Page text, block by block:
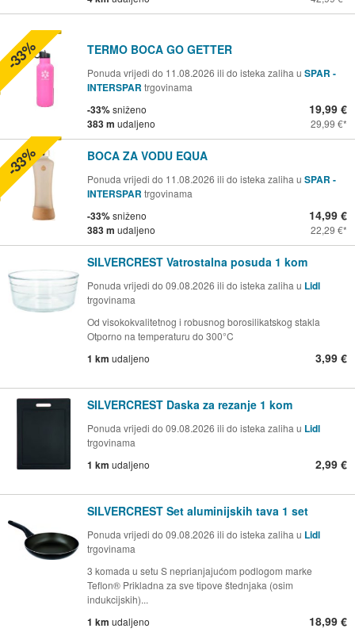
TERMO BOCA GO GETTER
Ponuda vrijedi do 11.08.2026 ili do isteka zaliha u SPAR -
INTERSPAR trgovinama
-33%sniženo
383 m udaljeno
19,99 €
29,99 €
-33%
BOCA ZA VODU EQUA
Ponuda vrijedi do 11.08.2026 ili do isteka zaliha u SPAR -
INTERSPAR trgovinama
-33%sniženo
383 m udaljeno
14,99 €
22,29 €
-33%
SILVERCREST Vatrostalna posuda 1 kom
Ponuda vrijedi do 09.08.2026 ili do isteka zaliha u Lidl
trgovinama
Od visokokvalitetnog i robusnog borosilikatskog stakla
Otporno na temperaturu do 300°C
1 km udaljeno 3,99 €
SILVERCREST Daska za rezanje 1 kom
Ponuda vrijedi do 09.08.2026 ili do isteka zaliha u Lidl
trgovinama
1 km udaljeno 2,99 €
SILVERCREST Set aluminijskih tava 1 set
Ponuda vrijedi do 09.08.2026 ili do isteka zaliha u Lidl
trgovinama
3 komada u setu S neprianjajućom podlogom marke
Teflon® Prikladna za sve tipove štednjaka (osim
indukcijskih)...
1 km udaljeno 18,99 €